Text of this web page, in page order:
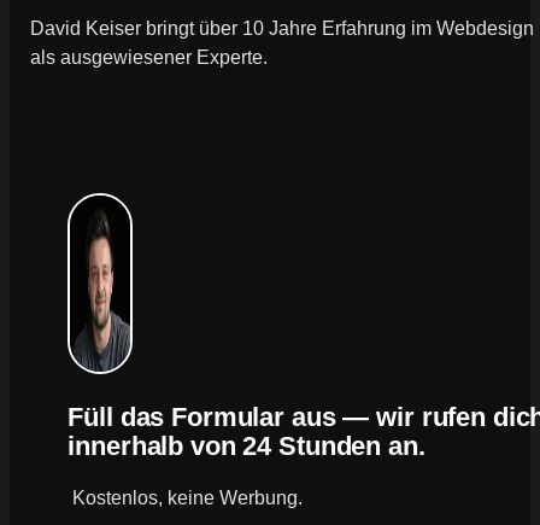
David Keiser bringt über 10 Jahre Erfahrung im
als ausgewiesener Experte.
Füll das Formular aus — wir rufen
innerhalb von 24 Stunden an.
Kostenlos, keine Werbung.